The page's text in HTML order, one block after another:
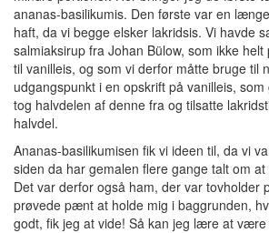
ananas-basilikumis. Den første var en
haft, da vi begge elsker lakridsis. Vi havde
salmiaksirup fra Johan Bülow, som ikke
til vanilleis, og som vi derfor måtte bruge til
udgangspunkt i en opskrift på vanilleis,
tog halvdelen af denne fra og tilsatte
halvdel.
Ananas-basilikumisen fik vi ideen til, da vi
siden da har gemalen flere gange talt om
Det var derfor også ham, der var tovholder
prøvede pænt at holde mig i baggrunden,
godt, fik jeg at vide! Så kan jeg lære at